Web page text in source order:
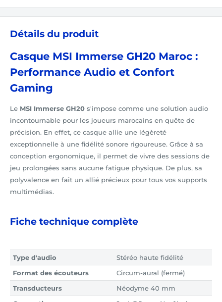
Détails du produit
Casque MSI Immerse GH20 Maroc :
Performance Audio et Confort
Gaming
Le MSI Immerse GH20 s'impose comme une solution audio
incontournable pour les joueurs marocains en quête de
précision. En effet, ce casque allie une légèreté
exceptionnelle à une fidélité sonore rigoureuse. Grâce à sa
conception ergonomique, il permet de vivre des sessions de
jeu prolongées sans aucune fatigue physique. De plus, sa
polyvalence en fait un allié précieux pour tous vos supports
multimédias.
Fiche technique complète
Type d'audio
Stéréo haute fidélité
Format des écouteurs
Circum-aural (fermé)
Transducteurs
Néodyme 40 mm